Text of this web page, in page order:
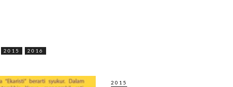
2015 2016
2015